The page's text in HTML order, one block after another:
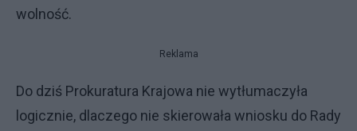
wolność.
Reklama
Do dziś Prokuratura Krajowa nie wytłumaczyła
logicznie, dlaczego nie skierowała wniosku do Rady